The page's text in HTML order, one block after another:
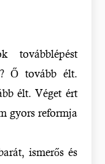
továbblépést
Ő tovább élt.
élt. Véget ért
gyors reformja
ismerős és